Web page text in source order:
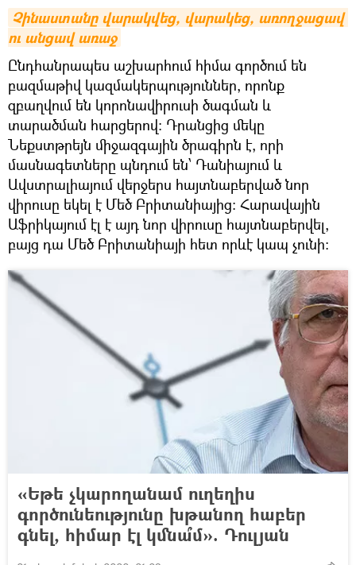
Չինաստանը վարակվեց, վարակեց, առողջացավ
ու անցավ առաջ
​Ընդհանրապես աշխարհում հիմա գործում են
բազմաթիվ կազմակերպություններ, որոնք
զբաղվում են կորոնավիրուսի ծագման և
տարածման հարցերով։ Դրանցից մեկը
Նեքստթրեյն միջազգային ծրագիրն է, որի
մասնագետները պնդում են՝ Դանիայում և
Ավստրալիայում վերջերս հայտնաբերված նոր
վիրուսը եկել է Մեծ Բրիտանիայից։ Հարավային
Աֆրիկայում էլ է այդ նոր վիրուսը հայտնաբերվել,
բայց դա Մեծ Բրիտանիայի հետ որևէ կապ չունի։
«Եթե չկարողանամ ուղեղիս
գործունեությունը խթանող հաբեր
գնել, հիմար էլ կմնա՞մ». Դուլյան